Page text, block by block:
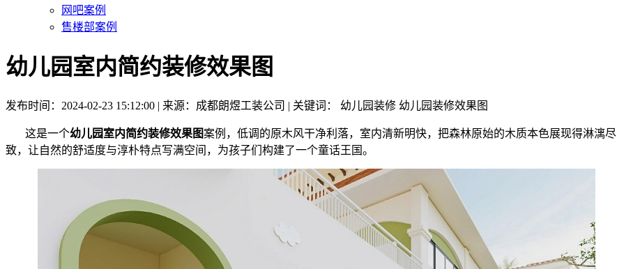
网吧案例
售楼部案例
幼儿园室内简约装修效果图
发布时间：2024-02-23 15:12:00 | 来源：成都朗煜工装公司 | 关键词： 幼儿园装修 幼儿园装修效果图
这是一个幼儿园室内简约装修效果图案例，低调的原木风干净利落，室内清新明快，把森林原始的木质本色展现得淋漓尽
致，让自然的舒适度与淳朴特点写满空间，为孩子们构建了一个童话王国。